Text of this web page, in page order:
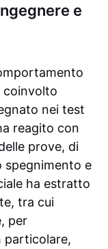
e
coinvolto
nei test
reagito con
prove, di
spegnimento e
ha estratto
tra cui
per
particolare,